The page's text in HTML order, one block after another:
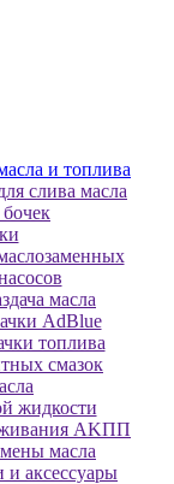
и топлива
cливa мacлa
масла
AdBlue
топлива
смазок
жидкости
AKПП
мacлa
aкceccуapы